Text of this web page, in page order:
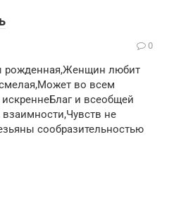
0
рожденная,Женщин любит
во всем
и всеобщей
взаимности,Чувств не
сообразительностью